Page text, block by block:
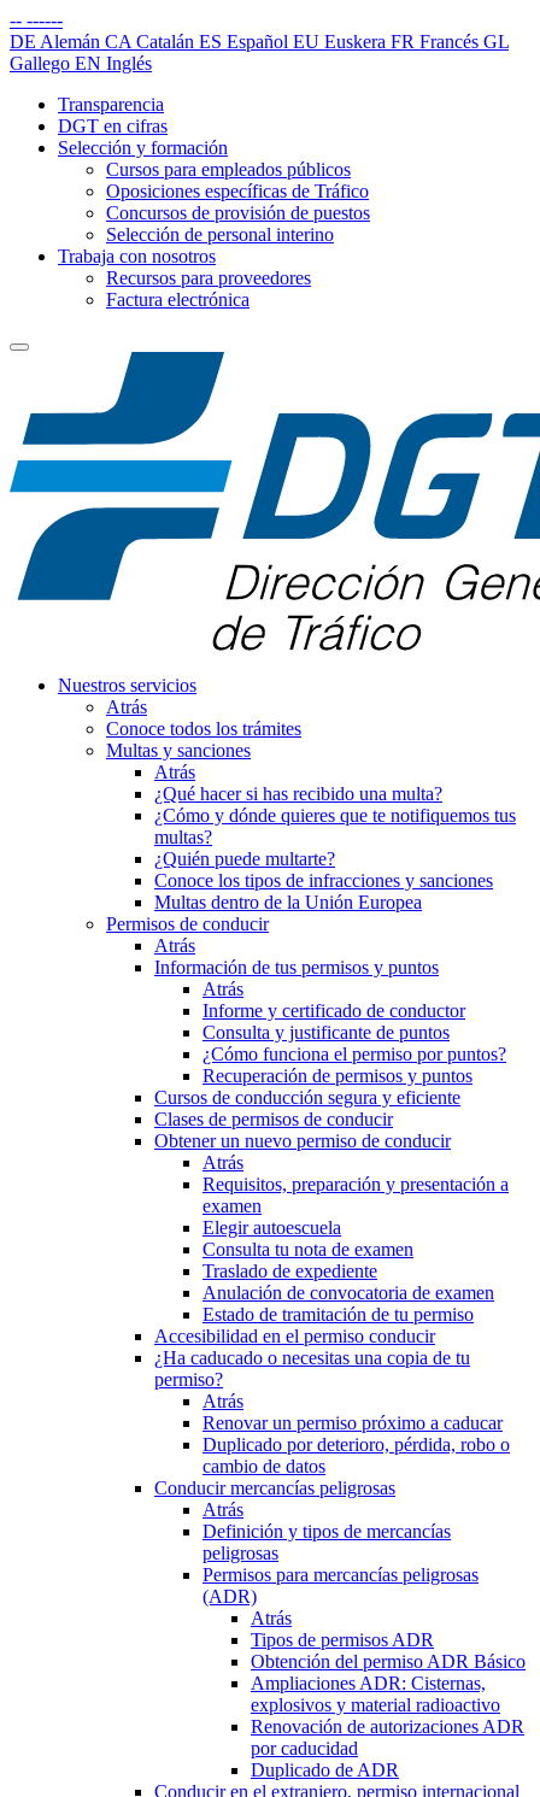
-- ------
DE Alemán CA Catalán ES Español EU Euskera FR Francés GL
Gallego EN Inglés
Transparencia
DGT en cifras
Selección y formación
Cursos para empleados públicos
Oposiciones específicas de Tráfico
Concursos de provisión de puestos
Selección de personal interino
Trabaja con nosotros
Recursos para proveedores
Factura electrónica
Nuestros servicios
Atrás
Conoce todos los trámites
Multas y sanciones
Atrás
¿Qué hacer si has recibido una multa?
¿Cómo y dónde quieres que te notifiquemos tus
multas?
¿Quién puede multarte?
Conoce los tipos de infracciones y sanciones
Multas dentro de la Unión Europea
Permisos de conducir
Atrás
Información de tus permisos y puntos
Atrás
Informe y certificado de conductor
Consulta y justificante de puntos
¿Cómo funciona el permiso por puntos?
Recuperación de permisos y puntos
Cursos de conducción segura y eficiente
Clases de permisos de conducir
Obtener un nuevo permiso de conducir
Atrás
Requisitos, preparación y presentación a
examen
Elegir autoescuela
Consulta tu nota de examen
Traslado de expediente
Anulación de convocatoria de examen
Estado de tramitación de tu permiso
Accesibilidad en el permiso conducir
¿Ha caducado o necesitas una copia de tu
permiso?
Atrás
Renovar un permiso próximo a caducar
Duplicado por deterioro, pérdida, robo o
cambio de datos
Conducir mercancías peligrosas
Atrás
Definición y tipos de mercancías
peligrosas
Permisos para mercancías peligrosas
(ADR)
Atrás
Tipos de permisos ADR
Obtención del permiso ADR Básico
Ampliaciones ADR: Cisternas,
explosivos y material radioactivo
Renovación de autorizaciones ADR
por caducidad
Duplicado de ADR
Conducir en el extranjero, permiso internacional